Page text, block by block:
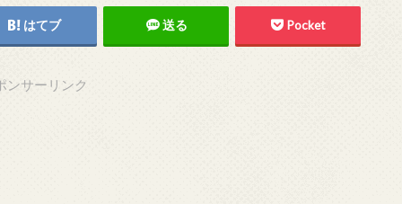
はてブ 送る Pocket
ンサーリンク